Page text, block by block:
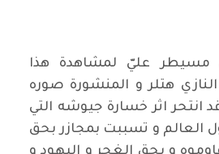
عليّ لمشاهدة هذا
النازي هتلر و المنشورة صوره
انتحر اثر خسارة جيوشه التي
العالم و تسببت بمجازر بحق